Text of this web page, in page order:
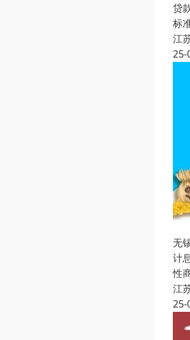
贷
标
江
25-
无
计
性
江
25-